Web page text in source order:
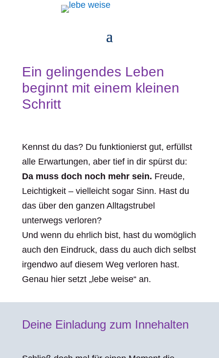
Ein gelingendes Leben
beginnt mit einem kleinen
Schritt
Kennst du das? Du funktionierst gut, erfüllst
alle Erwartungen, aber tief in dir spürst du:
Da muss doch noch mehr sein. Freude,
Leichtigkeit – vielleicht sogar Sinn. Hast du
das über den ganzen Alltagstrubel
unterwegs verloren?
Und wenn du ehrlich bist, hast du womöglich
auch den Eindruck, dass du auch dich selbst
irgendwo auf diesem Weg verloren hast.
Genau hier setzt „lebe weise“ an.
Deine Einladung zum Innehalten